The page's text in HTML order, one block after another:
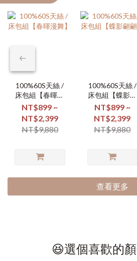
100%60S天絲 /
床包組【春暉漫
舞】
NT$899 ~
NT$2,399
NT$9,880
100%60S天絲 /
床包組【蝶影翩
翩】
NT$899 ~
NT$2,399
NT$9,880
查看更多
😆選個喜歡的